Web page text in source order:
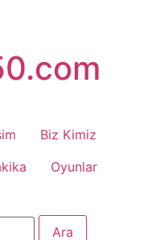
Biz Kimiz
Oyunlar